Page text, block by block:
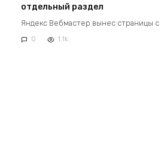
отдельный раздел
Яндекс Вебмастер вынес страницы с
0 1.1k.